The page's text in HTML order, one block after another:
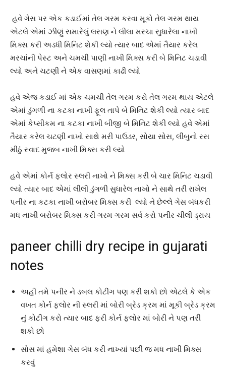
હવે ગેસ પર એક કડાઈમાં તેલ ગરમ કરવા મૂકો તેલ ગરમ થાય
એટલે એમાં ઝીણું સમારેલું લસણ ને લીલા મરચા સુધારેલા નાખી
મિક્સ કરી અડધી મિનિટ શેકી લ્યો ત્યાર બાદ એમાં તૈયાર કરેલ
મરચાંની પેસ્ટ અને ચમચી પાણી નાખી મિક્સ કરી બે મિનિટ ચડાવી
લ્યો અને ચટણી ને એક વાસણમાં કાઢી લ્યો
હવે એજ કડાઈ માં એક ચમચી તેલ ગરમ કરો તેલ ગરમ થાય એટલે
એમાં ડુંગળી ના કટકા નાખી ફૂલ તાપે બે મિનિટ શેકી લ્યો ત્યાર બાદ
એમાં કેપ્સીકમ ના કટકા નાખી બીજી બે મિનિટ શેકી લ્યો હવે એમાં
તૈયાર કરેલ ચટણી નાખો સાથે મરી પાઉડર, સોયા સોસ, લીંબુનો રસ
મીઠું સ્વાદ મુજબ નાખી મિક્સ કરી લ્યો
હવે એમાં કોર્ન ફ્લોર સ્લરી નાખો ને મિક્સ કરી બે ચાર મિનિટ ચડાવી
લ્યો ત્યાર બાદ એમાં લીલી ડુંગળી સુધારેલ નાખો ને સાથે તરી રાખેલ
પનીર ના કટકા નાખી બરોબર મિક્સ કરી લ્યો ને છેલ્લે ગેસ બંધકરી
મધ નાખી બરોબર મિક્સ કરી ગરમ ગરમ સર્વ કરો પનીર ચીલી ડ્રાય
paneer chilli dry recipe in gujarati
notes
અહી તમે પનીર ને ડબલ કોટીંગ પણ કરી શકો છો એટલે કે એક
વખત કોર્ન ફ્લોર ની સ્લરી માં બોરી બ્રેડ ક્રમ માં મૂકી બ્રેડ ક્રમ
નું કોટીંગ કરો ત્યાર બાદ ફરી કોર્ન ફ્લોર માં બોરી ને પણ તરી
શકો છો
સોસ માં હમેશા ગેસ બંધ કરી નાખ્યાં પછી જ મધ નાખી મિક્સ
કરવું